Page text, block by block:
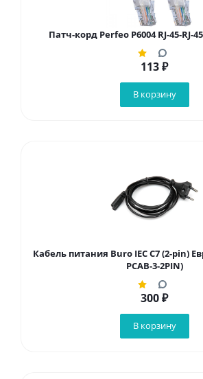
Патч-корд Perfeo P6004 RJ-45-RJ-
113₽
В корзину
Кабель питания Buro IEC C7 (2-pin)
PCAB-3-2PIN)
300₽
В корзину